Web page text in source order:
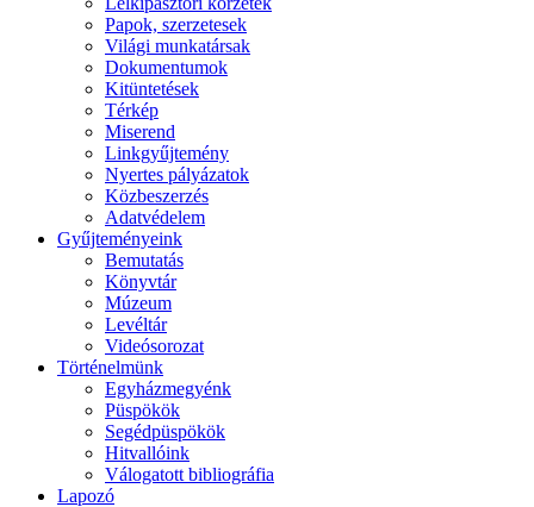
Papok, szerzetesek
Világi munkatársak
Dokumentumok
Kitüntetések
Térkép
Miserend
Linkgyűjtemény
Nyertes pályázatok
Közbeszerzés
Adatvédelem
Gyűjteményeink
Bemutatás
Könyvtár
Múzeum
Levéltár
Videósorozat
Történelmünk
Egyházmegyénk
Püspökök
Segédpüspökök
Hitvallóink
Válogatott bibliográfia
Lapozó